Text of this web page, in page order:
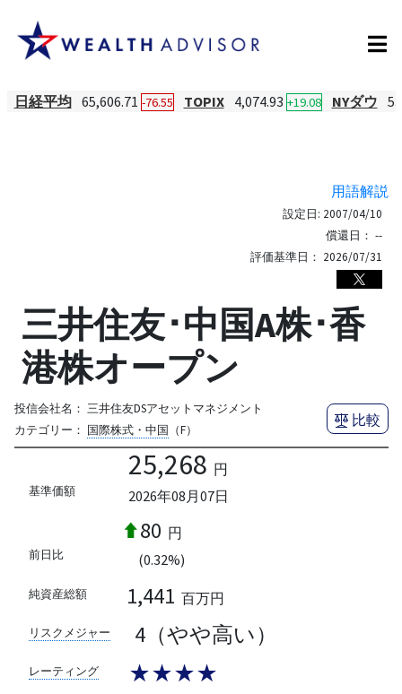
日経平均 65,606.71 -76.55 TOPIX 4,074.93 +19.08 NYダウ
用語解説
設定日: 2007/04/10
償還日： --
評価基準日： 2026/07/31
三井住友･中国A株･香
港株オープン
投信会社名： 三井住友DSアセットマネジメント
カテゴリー： 国際株式・中国 （F）
比較
基準価額
25,268 円
2026年08月07日
前日比
80 円
(0.32%)
純資産総額 1,441 百万円
リスクメジャー 4（やや高い）
レーティング ★★★★